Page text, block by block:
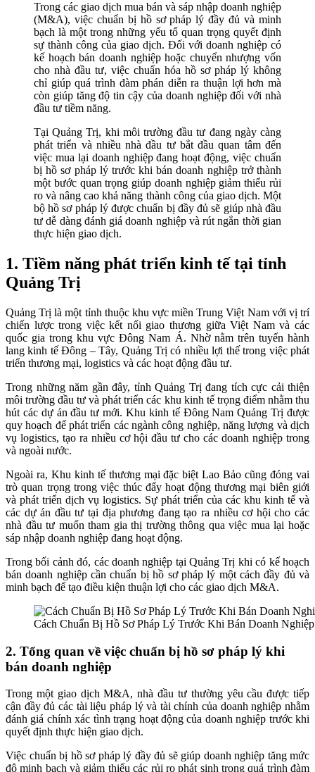
Trong các giao dịch mua bán và sáp nhập doanh nghiệp
(M&A), việc chuẩn bị hồ sơ pháp lý đầy đủ và minh
bạch là một trong những yếu tố quan trọng quyết định
sự thành công của giao dịch. Đối với doanh nghiệp có
kế hoạch bán doanh nghiệp hoặc chuyển nhượng vốn
cho nhà đầu tư, việc chuẩn hóa hồ sơ pháp lý không
chỉ giúp quá trình đàm phán diễn ra thuận lợi hơn mà
còn giúp tăng độ tin cậy của doanh nghiệp đối với nhà
đầu tư tiềm năng.
Tại Quảng Trị, khi môi trường đầu tư đang ngày càng
phát triển và nhiều nhà đầu tư bắt đầu quan tâm đến
việc mua lại doanh nghiệp đang hoạt động, việc chuẩn
bị hồ sơ pháp lý trước khi bán doanh nghiệp trở thành
một bước quan trọng giúp doanh nghiệp giảm thiểu rủi
ro và nâng cao khả năng thành công của giao dịch. Một
bộ hồ sơ pháp lý được chuẩn bị đầy đủ sẽ giúp nhà đầu
tư dễ dàng đánh giá doanh nghiệp và rút ngắn thời gian
thực hiện giao dịch.
1. Tiềm năng phát triển kinh tế tại tỉnh
Quảng Trị
Quảng Trị là một tỉnh thuộc khu vực miền Trung Việt Nam với vị trí
chiến lược trong việc kết nối giao thương giữa Việt Nam và các
quốc gia trong khu vực Đông Nam Á. Nhờ nằm trên tuyến hành
lang kinh tế Đông – Tây, Quảng Trị có nhiều lợi thế trong việc phát
triển thương mại, logistics và các hoạt động đầu tư.
Trong những năm gần đây, tỉnh Quảng Trị đang tích cực cải thiện
môi trường đầu tư và phát triển các khu kinh tế trọng điểm nhằm thu
hút các dự án đầu tư mới. Khu kinh tế Đông Nam Quảng Trị được
quy hoạch để phát triển các ngành công nghiệp, năng lượng và dịch
vụ logistics, tạo ra nhiều cơ hội đầu tư cho các doanh nghiệp trong
và ngoài nước.
Ngoài ra, Khu kinh tế thương mại đặc biệt Lao Bảo cũng đóng vai
trò quan trọng trong việc thúc đẩy hoạt động thương mại biên giới
và phát triển dịch vụ logistics. Sự phát triển của các khu kinh tế và
các dự án đầu tư tại địa phương đang tạo ra nhiều cơ hội cho các
nhà đầu tư muốn tham gia thị trường thông qua việc mua lại hoặc
sáp nhập doanh nghiệp đang hoạt động.
Trong bối cảnh đó, các doanh nghiệp tại Quảng Trị khi có kế hoạch
bán doanh nghiệp cần chuẩn bị hồ sơ pháp lý một cách đầy đủ và
minh bạch để tạo điều kiện thuận lợi cho các giao dịch M&A.
Cách Chuẩn Bị Hồ Sơ Pháp Lý Trước Khi Bán Doanh
2. Tổng quan về việc chuẩn bị hồ sơ pháp lý khi
bán doanh nghiệp
Trong một giao dịch M&A, nhà đầu tư thường yêu cầu được tiếp
cận đầy đủ các tài liệu pháp lý và tài chính của doanh nghiệp nhằm
đánh giá chính xác tình trạng hoạt động của doanh nghiệp trước khi
quyết định thực hiện giao dịch.
Việc chuẩn bị hồ sơ pháp lý đầy đủ sẽ giúp doanh nghiệp tăng mức
độ minh bạch và giảm thiểu các rủi ro phát sinh trong quá trình đàm